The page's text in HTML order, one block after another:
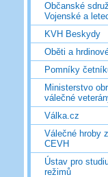
Občanské
Vojenské a
KVH Beskydy
Oběti a
Pomníky
Ministerstvo
válečné
Válka.cz
Válečné hroby
CEVH
Ústav pro
režimů